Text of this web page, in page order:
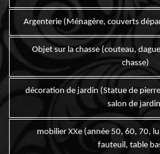
Argenterie (Ménagère, couverts
Objet sur la chasse (couteau,
chasse)
décoration de jardin (Statue de
salon de
mobilier XXe (année 50, 60, 70,
fauteuil, table